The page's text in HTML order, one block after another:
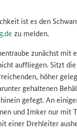
ist es den
zu melden.
zunächst mit
auffliegen. Sitzt
höher
gehaltenen
gefegt. An
und Imker nur mit
einer Drehleiter